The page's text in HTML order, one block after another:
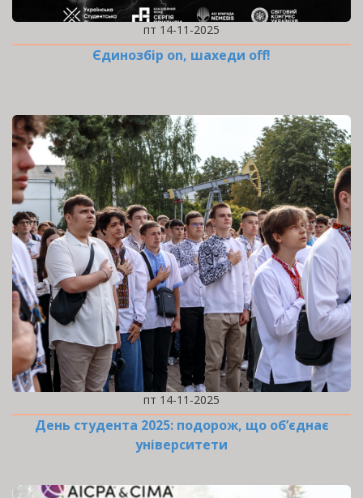
пт 14-11-2025
Єдинозбір on, шахеди off!
пт 14-11-2025
День студента 2025: подорож, що об’єднає
університети